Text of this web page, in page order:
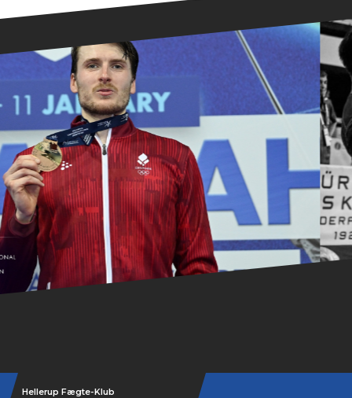
Hellerup Fægte-Klub